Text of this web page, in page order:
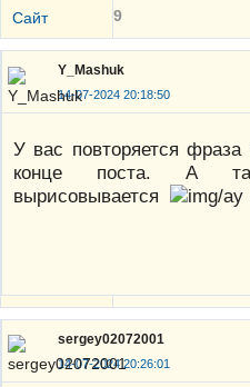
Сайт 9
Y_Mashuk
14-07-2024 20:18:50
У вас повторяется
конце поста. А
вырисовывается
sergey02072001
14-07-2024 20:26:01